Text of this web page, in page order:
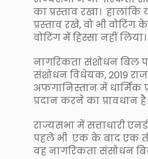
का प्रस्ताव रखा।
प्रस्ताव रखे, वो भी
वोटिंग में हिस्सा नहीं
नागरिकता संशोधन बिल
संशोधन विधेयक, 2019
अफगानिस्तान में धार्मिक
प्रदान करने का प्रावधान
राज्यसभा में सत्ताधारी
पहले भी एक के बाद एक
वह नागरिकता संसोधन